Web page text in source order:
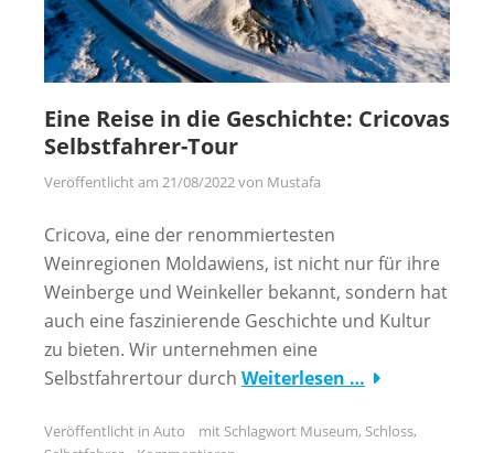
Eine Reise in die Geschichte: Cricovas
Selbstfahrer-Tour
Veröffentlicht am 21/08/2022von Mustafa
Cricova, eine der renommiertesten
Weinregionen Moldawiens, ist nicht nur für ihre
Weinberge und Weinkeller bekannt, sondern hat
auch eine faszinierende Geschichte und Kultur
zu bieten. Wir unternehmen eine
Selbstfahrertour durch Weiterlesen …
Veröffentlicht in Auto mit Schlagwort Museum, Schloss,